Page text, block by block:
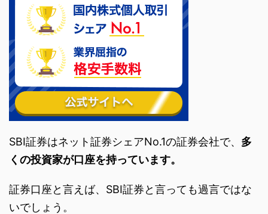
SBI証券はネット証券シェアNo.1の証券会社で、 多
くの投資家が口座を持っています。
証券口座と言えば、SBI証券と言っても過言ではな
いでしょう。